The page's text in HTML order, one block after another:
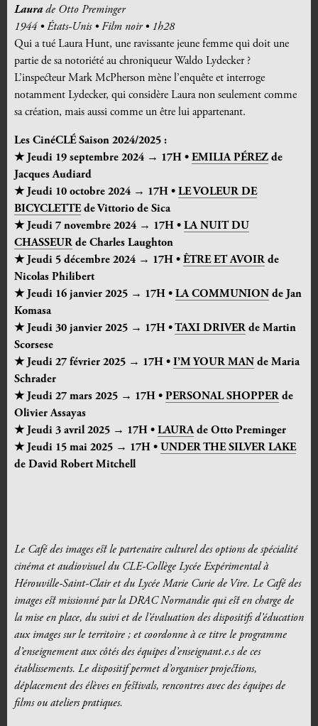
Laura de Otto Preminger
1944 • États-Unis • Film noir • 1h28
Qui a tué Laura Hunt, une ravissante jeune femme qui doit une
partie de sa notoriété au chroniqueur Waldo Lydecker ?
L’inspecteur Mark McPherson mène l’enquête et interroge
notamment Lydecker, qui considère Laura non seulement comme
sa création, mais aussi comme un être lui appartenant.
Les CinéCLÉ Saison 2024/2025 :
★ Jeudi 19 septembre 2024 → 17H • EMILIA PÉREZ de
Jacques Audiard
★ Jeudi 10 octobre 2024 → 17H • LE VOLEUR DE
BICYCLETTEde Vittorio de Sica
★ Jeudi 7 novembre 2024 → 17H • LA NUIT DU
CHASSEUR de Charles Laughton
★ Jeudi 5 décembre 2024 → 17H • ÊTRE ET AVOIR de
Nicolas Philibert
★ Jeudi 16 janvier 2025 → 17H • LA COMMUNION de Jan
Komasa
★ Jeudi 30 janvier 2025 → 17H •TAXI DRIVER de Martin
Scorsese
★ Jeudi 27 février 2025 → 17H • I’M YOUR MAN de Maria
Schrader
★ Jeudi 27 mars 2025 → 17H • PERSONAL SHOPPER de
Olivier Assayas
★ Jeudi 3 avril 2025 → 17H • LAURAde Otto Preminger
★ Jeudi 15 mai 2025 → 17H • UNDER THE SILVER LAKE
de David Robert Mitchell
Le Café des images est le partenaire culturel des options de spécialité
cinéma et audiovisuel du CLE-Collège Lycée Expérimental à
Hérouville-Saint-Clair et du Lycée Marie Curie de Vire. Le Café des
images est missionné par la DRAC Normandie qui est en charge de
la mise en place, du suivi et de l’évaluation des dispositifs d’éducation
aux images sur le territoire ; et coordonne à ce titre le programme
d’enseignement aux côtés des équipes d’enseignant.e.s de ces
établissements. Le dispositif permet d’organiser projections,
déplacement des élèves en festivals, rencontres avec des équipes de
films ou ateliers pratiques.